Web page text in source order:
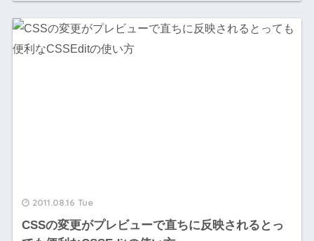
2011.08.16 Tue
CSSの変更がプレビューで直ちに反映されるとっ